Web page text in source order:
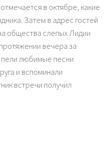
в октябре, какие
Затем в адрес гостей
общества слепых Лидии
вечера за
любимые песни
и вспоминали
встречи получил